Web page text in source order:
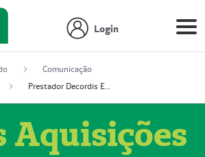
Login
Comunicação
Prestador Decordis Exames Cardiológicos LTDA (51004346-0)
Aquisições